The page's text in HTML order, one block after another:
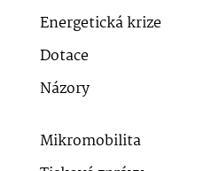
Energetická krize
Dotace
Názory
Mikromobilita